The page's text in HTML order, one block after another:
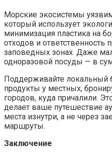
Морские экосистемы
который использует
минимизация пластика на
отходов и ответственность
заповедных зонах. Даже
одноразовой посуды — в
Поддерживайте локальный
продукты у местных,
городов, куда причалили.
делает ваше путешествие
места изнутри, а не через
маршруты.
Заключение